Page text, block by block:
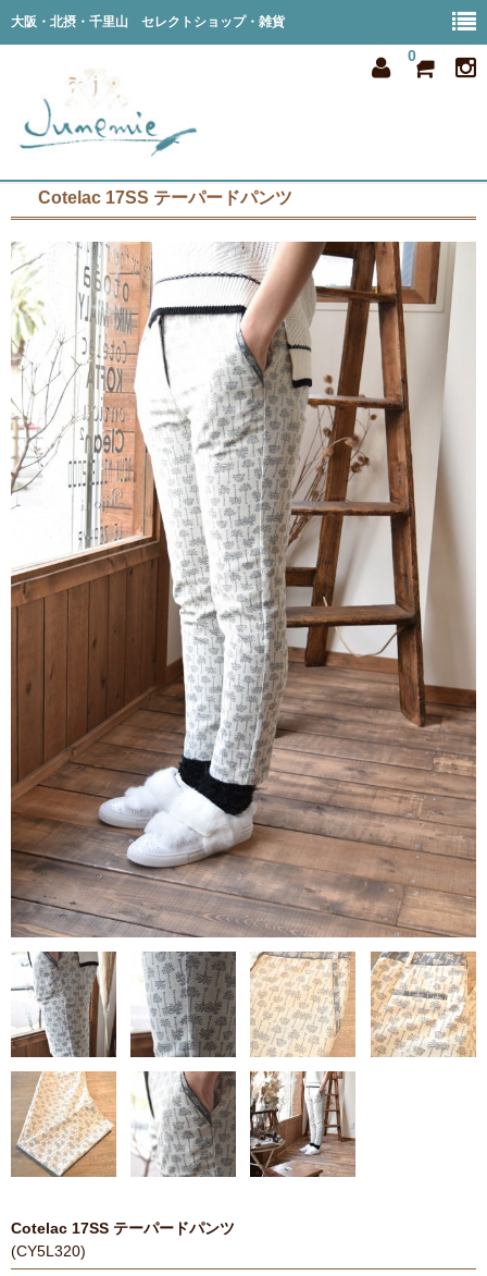
大阪・北摂・千里山 セレクトショップ・雑貨
0
all item
member
order
privacy
shop info
blog
Cotelac 17SS テーパードパンツ
Cotelac 17SS テーパードパンツ
(CY5L320)